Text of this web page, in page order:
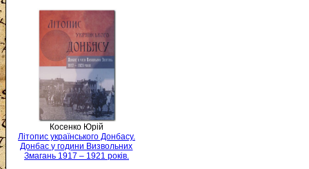
Косенко Юрій
Літопис українського Донбасу.
Донбас у години Визвольних
Змагань 1917 – 1921 років.